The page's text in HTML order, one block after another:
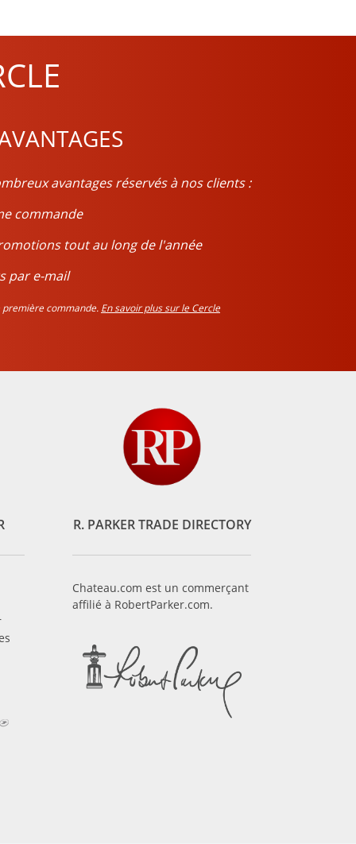
avantages réservés à nos clients :
commande
tout au long de l'année
par e-mail
commande. En savoir plus sur le Cercle
R. PARKER TRADE DIRECTORY
Chateau.com est un commerçant
affilié à RobertParker.com.